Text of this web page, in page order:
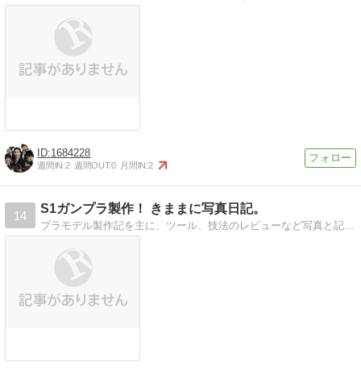
1684228
週間IN:2 週間OUT:0 月間IN:2
14
S1ガンプラ製作！ きままに写真日記。
プラモデル製作記を主に、ツール、技法のレビューなど写真と記事で記録しております。